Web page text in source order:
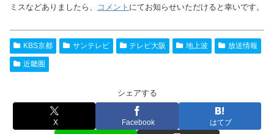
ミスなどありましたら、 コメント にてお知らせいただけると幸いです。
KBS京都 サンテレビ テレビ大阪 地上波 放送情報
近畿圏
シェアする
X Facebook はてブ